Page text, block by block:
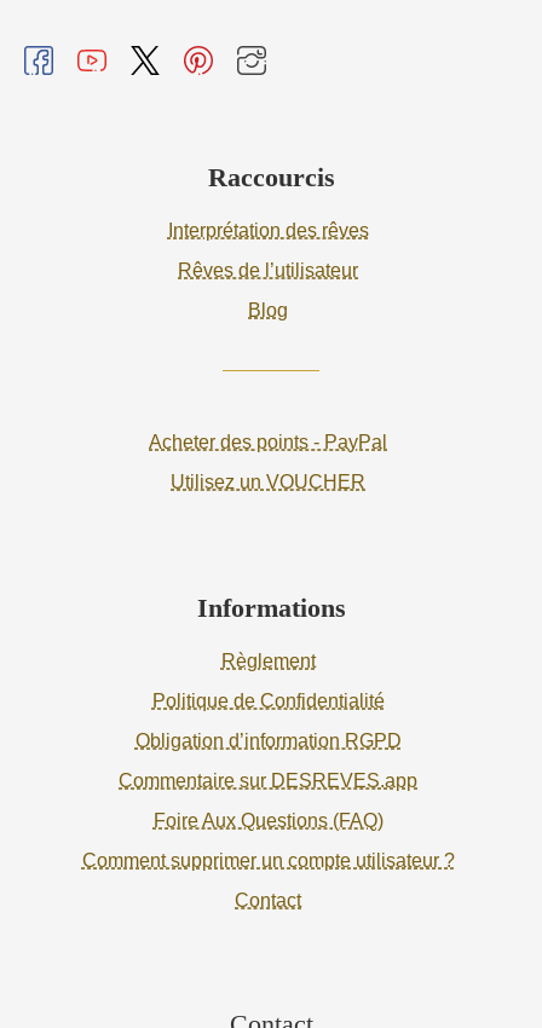
Raccourcis
Interprétation des rêves
Rêves de l’utilisateur
Blog
Acheter des points - PayPal
Utilisez un VOUCHER
Informations
Règlement
Politique de Confidentialité
Obligation d’information RGPD
Commentaire sur DESREVES.app
Foire Aux Questions (FAQ)
Comment supprimer un compte utilisateur ?
Contact